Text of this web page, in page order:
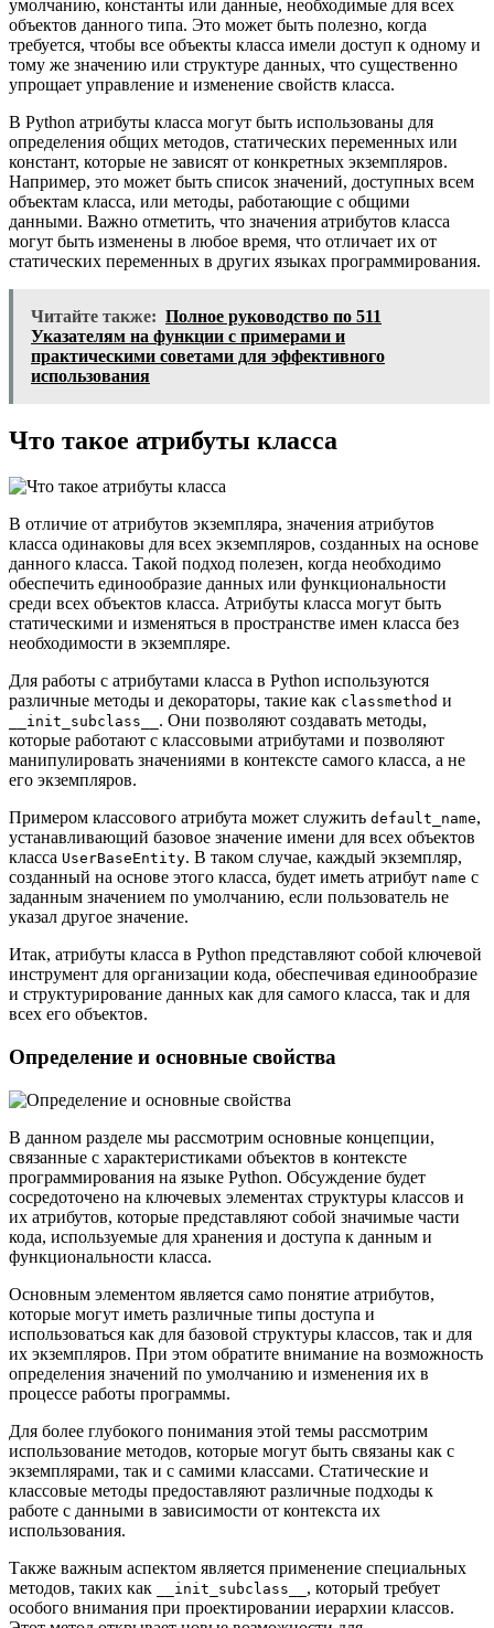
умолчанию, константы или данные, необходимые для всех
объектов данного типа. Это может быть полезно, когда
требуется, чтобы все объекты класса имели доступ к одному и
тому же значению или структуре данных, что существенно
упрощает управление и изменение свойств класса.
В Python атрибуты класса могут быть использованы для
определения общих методов, статических переменных или
констант, которые не зависят от конкретных экземпляров.
Например, это может быть список значений, доступных всем
объектам класса, или методы, работающие с общими
данными. Важно отметить, что значения атрибутов класса
могут быть изменены в любое время, что отличает их от
статических переменных в других языках программирования.
Читайте также: Полное руководство по 511
Указателям на функции с примерами и
практическими советами для эффективного
использования
Что такое атрибуты класса
В отличие от атрибутов экземпляра, значения атрибутов
класса одинаковы для всех экземпляров, созданных на основе
данного класса. Такой подход полезен, когда необходимо
обеспечить единообразие данных или функциональности
среди всех объектов класса. Атрибуты класса могут быть
статическими и изменяться в пространстве имен класса без
необходимости в экземпляре.
Для работы с атрибутами класса в Python используются
различные методы и декораторы, такие как classmethod и
__init_subclass__ . Они позволяют создавать методы,
которые работают с классовыми атрибутами и позволяют
манипулировать значениями в контексте самого класса, а не
его экземпляров.
Примером классового атрибута может служить default_name,
устанавливающий базовое значение имени для всех объектов
класса UserBaseEntity. В таком случае, каждый экземпляр,
созданный на основе этого класса, будет иметь атрибут name с
заданным значением по умолчанию, если пользователь не
указал другое значение.
Итак, атрибуты класса в Python представляют собой ключевой
инструмент для организации кода, обеспечивая единообразие
и структурирование данных как для самого класса, так и для
всех его объектов.
Определение и основные свойства
В данном разделе мы рассмотрим основные концепции,
связанные с характеристиками объектов в контексте
программирования на языке Python. Обсуждение будет
сосредоточено на ключевых элементах структуры классов и
их атрибутов, которые представляют собой значимые части
кода, используемые для хранения и доступа к данным и
функциональности класса.
Основным элементом является само понятие атрибутов,
которые могут иметь различные типы доступа и
использоваться как для базовой структуры классов, так и для
их экземпляров. При этом обратите внимание на возможность
определения значений по умолчанию и изменения их в
процессе работы программы.
Для более глубокого понимания этой темы рассмотрим
использование методов, которые могут быть связаны как с
экземплярами, так и с самими классами. Статические и
классовые методы предоставляют различные подходы к
работе с данными в зависимости от контекста их
использования.
Также важным аспектом является применение специальных
методов, таких как
__init_subclass__ , который требует
особого внимания при проектировании иерархии классов.